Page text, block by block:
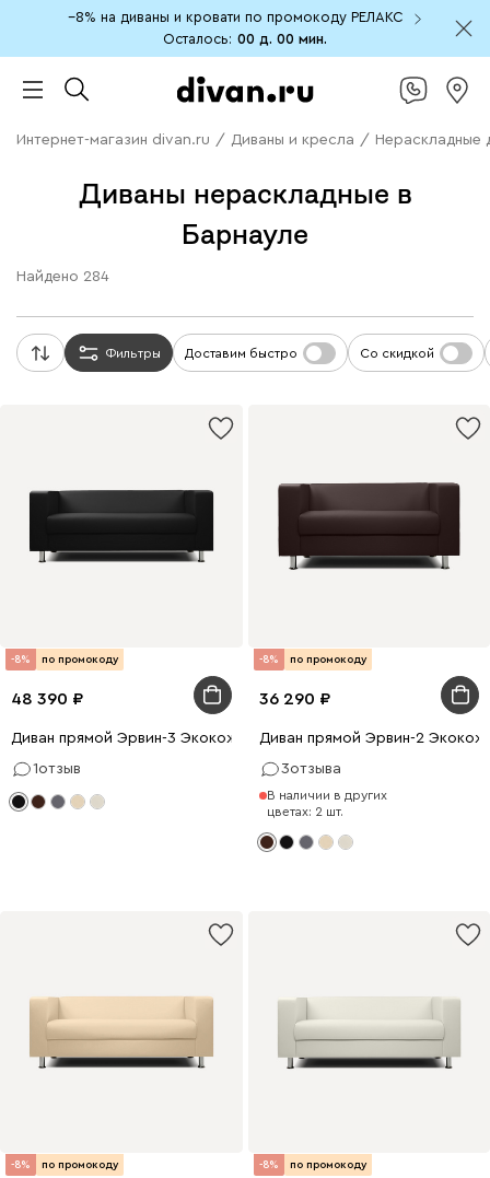
−8% на диваны и кровати по промокоду РЕЛАКС
Осталось: 00 д. 00 мин.
Интернет-магазин divan.ru / Диваны и кресла / Нераскладные
Диваны нераскладные в
Барнауле
Найдено 284
Фильтры Доставим быстро Со скидкой
-8% по промокоду
48 390
Диван прямой Эрвин-3 Экокожа Черный
1отзыв
-8% по промокоду
36 290
Диван прямой Эрвин-2
3отзыва
В наличии в других
цветах: 2 шт.
-8% по промокоду -8% по промокоду